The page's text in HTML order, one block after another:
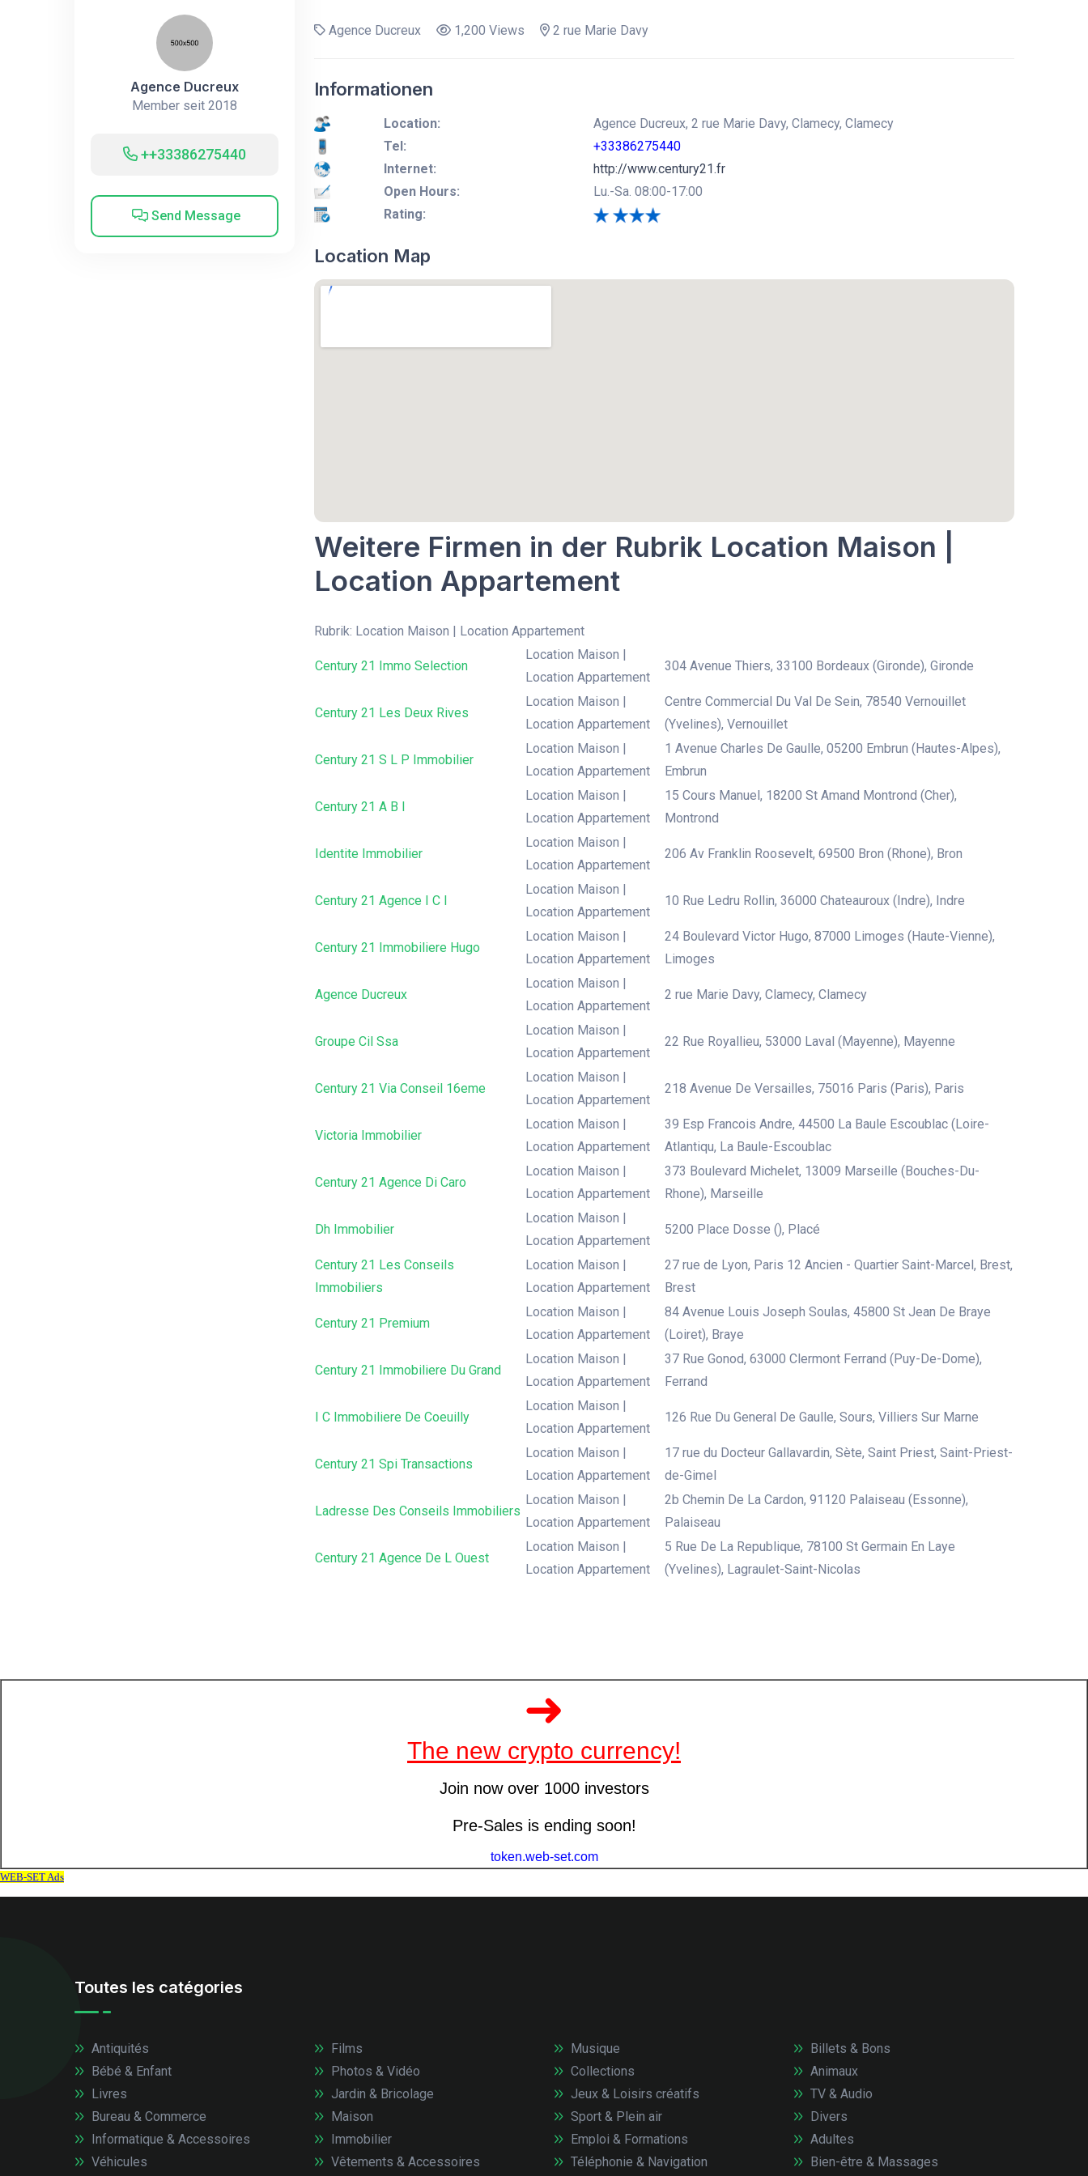
Agence Ducreux
Member seit 2018
++33386275440
Send Message
Agence Ducreux 1,200 Views 2 rue Marie Davy
Informationen
Location:
Agence Ducreux, 2 rue Marie Davy, Clamecy, Clamecy
Tel:
+33386275440
Internet:
http://www.century21.fr
Open Hours:
Lu.-Sa. 08:00-17:00
Rating:
Location Map
Weitere Firmen in der Rubrik Location Maison |
Location Appartement
Rubrik: Location Maison | Location Appartement
Century 21 Immo Selection
Location Maison |
Location Appartement
304 Avenue Thiers, 33100 Bordeaux (Gironde), Gironde
Century 21 Les Deux Rives
Location Maison |
Location Appartement
Centre Commercial Du Val De Sein, 78540 Vernouillet
(Yvelines), Vernouillet
Century 21 S L P Immobilier
Location Maison |
Location Appartement
1 Avenue Charles De Gaulle, 05200 Embrun (Hautes-Alpes),
Embrun
Century 21 A B I
Location Maison |
Location Appartement
15 Cours Manuel, 18200 St Amand Montrond (Cher),
Montrond
Identite Immobilier
Location Maison |
Location Appartement
206 Av Franklin Roosevelt, 69500 Bron (Rhone), Bron
Century 21 Agence I C I
Location Maison |
Location Appartement
10 Rue Ledru Rollin, 36000 Chateauroux (Indre), Indre
Century 21 Immobiliere Hugo
Location Maison |
Location Appartement
24 Boulevard Victor Hugo, 87000 Limoges (Haute-Vienne),
Limoges
Agence Ducreux
Location Maison |
Location Appartement
2 rue Marie Davy, Clamecy, Clamecy
Groupe Cil Ssa
Location Maison |
Location Appartement
22 Rue Royallieu, 53000 Laval (Mayenne), Mayenne
Century 21 Via Conseil 16eme
Location Maison |
Location Appartement
218 Avenue De Versailles, 75016 Paris (Paris), Paris
Victoria Immobilier
Location Maison |
Location Appartement
39 Esp Francois Andre, 44500 La Baule Escoublac (Loire-
Atlantiqu, La Baule-Escoublac
Century 21 Agence Di Caro
Location Maison |
Location Appartement
373 Boulevard Michelet, 13009 Marseille (Bouches-Du-
Rhone), Marseille
Dh Immobilier
Location Maison |
Location Appartement
5200 Place Dosse (), Placé
Century 21 Les Conseils
Immobiliers
Location Maison |
Location Appartement
27 rue de Lyon, Paris 12 Ancien - Quartier Saint-Marcel, Brest,
Brest
Century 21 Premium
Location Maison |
Location Appartement
84 Avenue Louis Joseph Soulas, 45800 St Jean De Braye
(Loiret), Braye
Century 21 Immobiliere Du Grand
Location Maison |
Location Appartement
37 Rue Gonod, 63000 Clermont Ferrand (Puy-De-Dome),
Ferrand
I C Immobiliere De Coeuilly
Location Maison |
Location Appartement
126 Rue Du General De Gaulle, Sours, Villiers Sur Marne
Century 21 Spi Transactions
Location Maison |
Location Appartement
17 rue du Docteur Gallavardin, Sète, Saint Priest, Saint-Priest-
de-Gimel
Ladresse Des Conseils Immobiliers
Location Maison |
Location Appartement
2b Chemin De La Cardon, 91120 Palaiseau (Essonne),
Palaiseau
Century 21 Agence De L Ouest
Location Maison |
Location Appartement
5 Rue De La Republique, 78100 St Germain En Laye
(Yvelines), Lagraulet-Saint-Nicolas
Toutes les catégories
Antiquités
Bébé & Enfant
Livres
Bureau & Commerce
Informatique & Accessoires
Véhicules
Films
Photos & Vidéo
Jardin & Bricolage
Maison
Immobilier
Vêtements & Accessoires
Musique
Collections
Jeux & Loisirs créatifs
Sport & Plein air
Emploi & Formations
Téléphonie & Navigation
Billets & Bons
Animaux
TV & Audio
Divers
Adultes
Bien-être & Massages